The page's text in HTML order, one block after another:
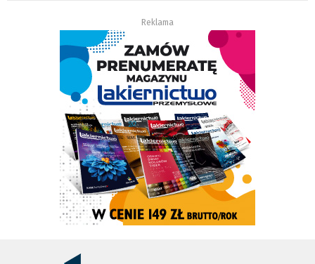
Reklama